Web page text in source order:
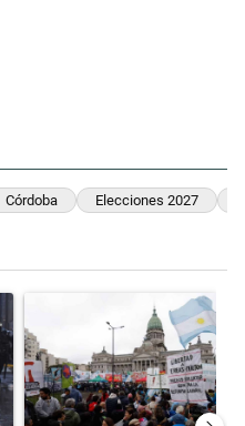
Córdoba Elecciones 2027
"La tensión frente al
Un artículo de tendencia con